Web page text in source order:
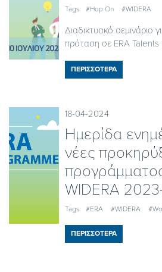
Tags: #Hop On #WIDERA
Διαδικτυακό σεμινάριο
πρόταση σε ERA Talents
ΠΕΡΙΣΣΟΤΕΡΑ
18-04-2024
Ημερίδα
νέες
WIDERA
Tags: #ERA #WIDERA
ΠΕΡΙΣΣΟΤΕΡΑ